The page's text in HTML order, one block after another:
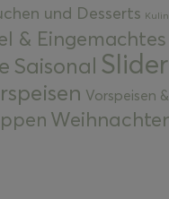
und Desserts
& Eingemachtes
Saisonal Slider
Vorspeisen